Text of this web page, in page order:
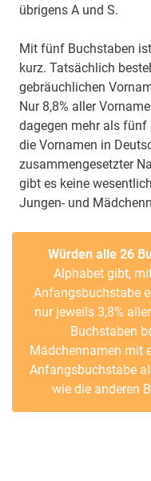
übrigens A und S.
Mit fünf Buchstaben
kurz. Tatsächlich
gebräuchlichen
Nur 8,8% aller
dagegen mehr als
die Vornamen in
zusammengesetzter
gibt es keine
Jungen- und
Würden alle 26
Alphabet gibt,
Anfangsbuchstabe
nur jeweils 3,8%
Buchstaben
Mädchennamen mit
Anfangsbuchstabe
wie die anderen